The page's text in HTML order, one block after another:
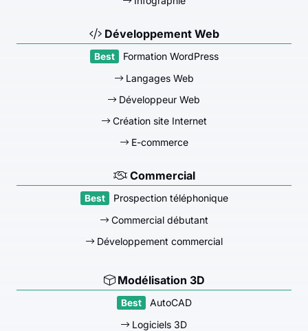
Développement Web
Formation WordPress
Langages Web
Développeur Web
Création site Internet
E-commerce
Commercial
Prospection téléphonique
Commercial débutant
Développement commercial
Modélisation 3D
AutoCAD
Logiciels 3D